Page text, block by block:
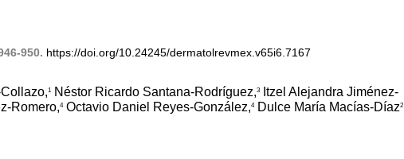
950. https://doi.org/10.24245/dermatolrevmex.v65i6.7167
1 Néstor Ricardo Santana-Rodríguez,3
Itzel Alejandra Jiménez-
Romero,4Octavio Daniel Reyes-González,4Dulce María Macías-Díaz2